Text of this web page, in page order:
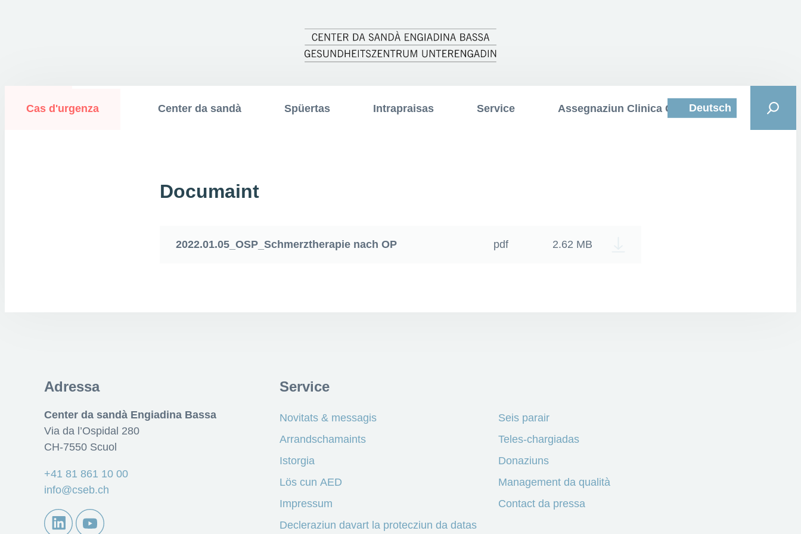
Cas d'urgenza Center da sandà Spüertas Intrapraisas Service Assegnaziun Clinica CurativaDeutsch
Documaint
2022.01.05_OSP_Schmerztherapie nach OP pdf 2.62 MB
Adressa
Center da sandà Engiadina Bassa
Via da l’Ospidal 280
CH-7550 Scuol
+41 81 861 10 00
info@cseb.ch
Service
Novitats & messagis
Arrandschamaints
Istorgia
Lös cun AED
Impressum
Decleraziun davart la protecziun da datas
Seis parair
Teles-chargiadas
Donaziuns
Management da qualità
Contact da pressa